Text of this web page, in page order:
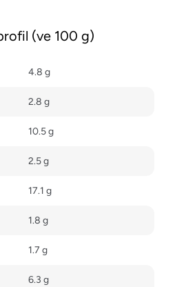
(ve 100 g)
4.8 g
2.8 g
10.5 g
2.5 g
17.1 g
1.8 g
1.7 g
6.3 g